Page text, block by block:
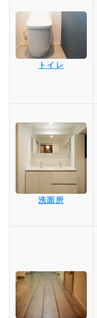
トイレ
洗面所